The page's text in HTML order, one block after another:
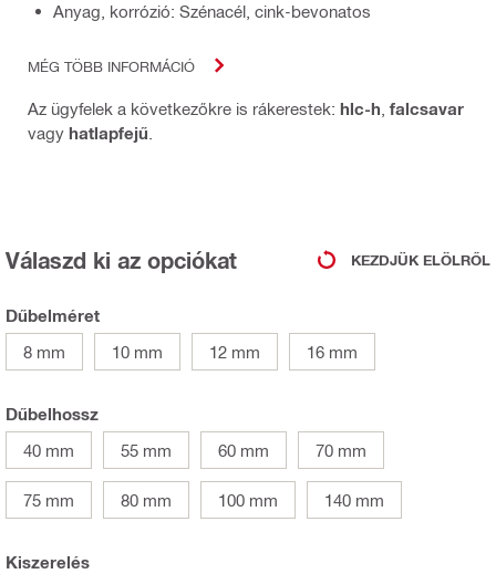
Anyag, korrózió: Szénacél, cink-bevonatos
MÉG TÖBB INFORMÁCIÓ
Az ügyfelek a következőkre is rákerestek: hlc-h falcsavar
vagy hatlapfejű
Válaszd ki az opciókat KEZDJÜK ELÖLRŐL
Dűbelméret
8 mm
10 mm 12 mm 16 mm
Dűbelhossz
40 mm
55 mm 60 mm 70 mm
75 mm 80 mm 100 mm 140 mm
Kiszerelés